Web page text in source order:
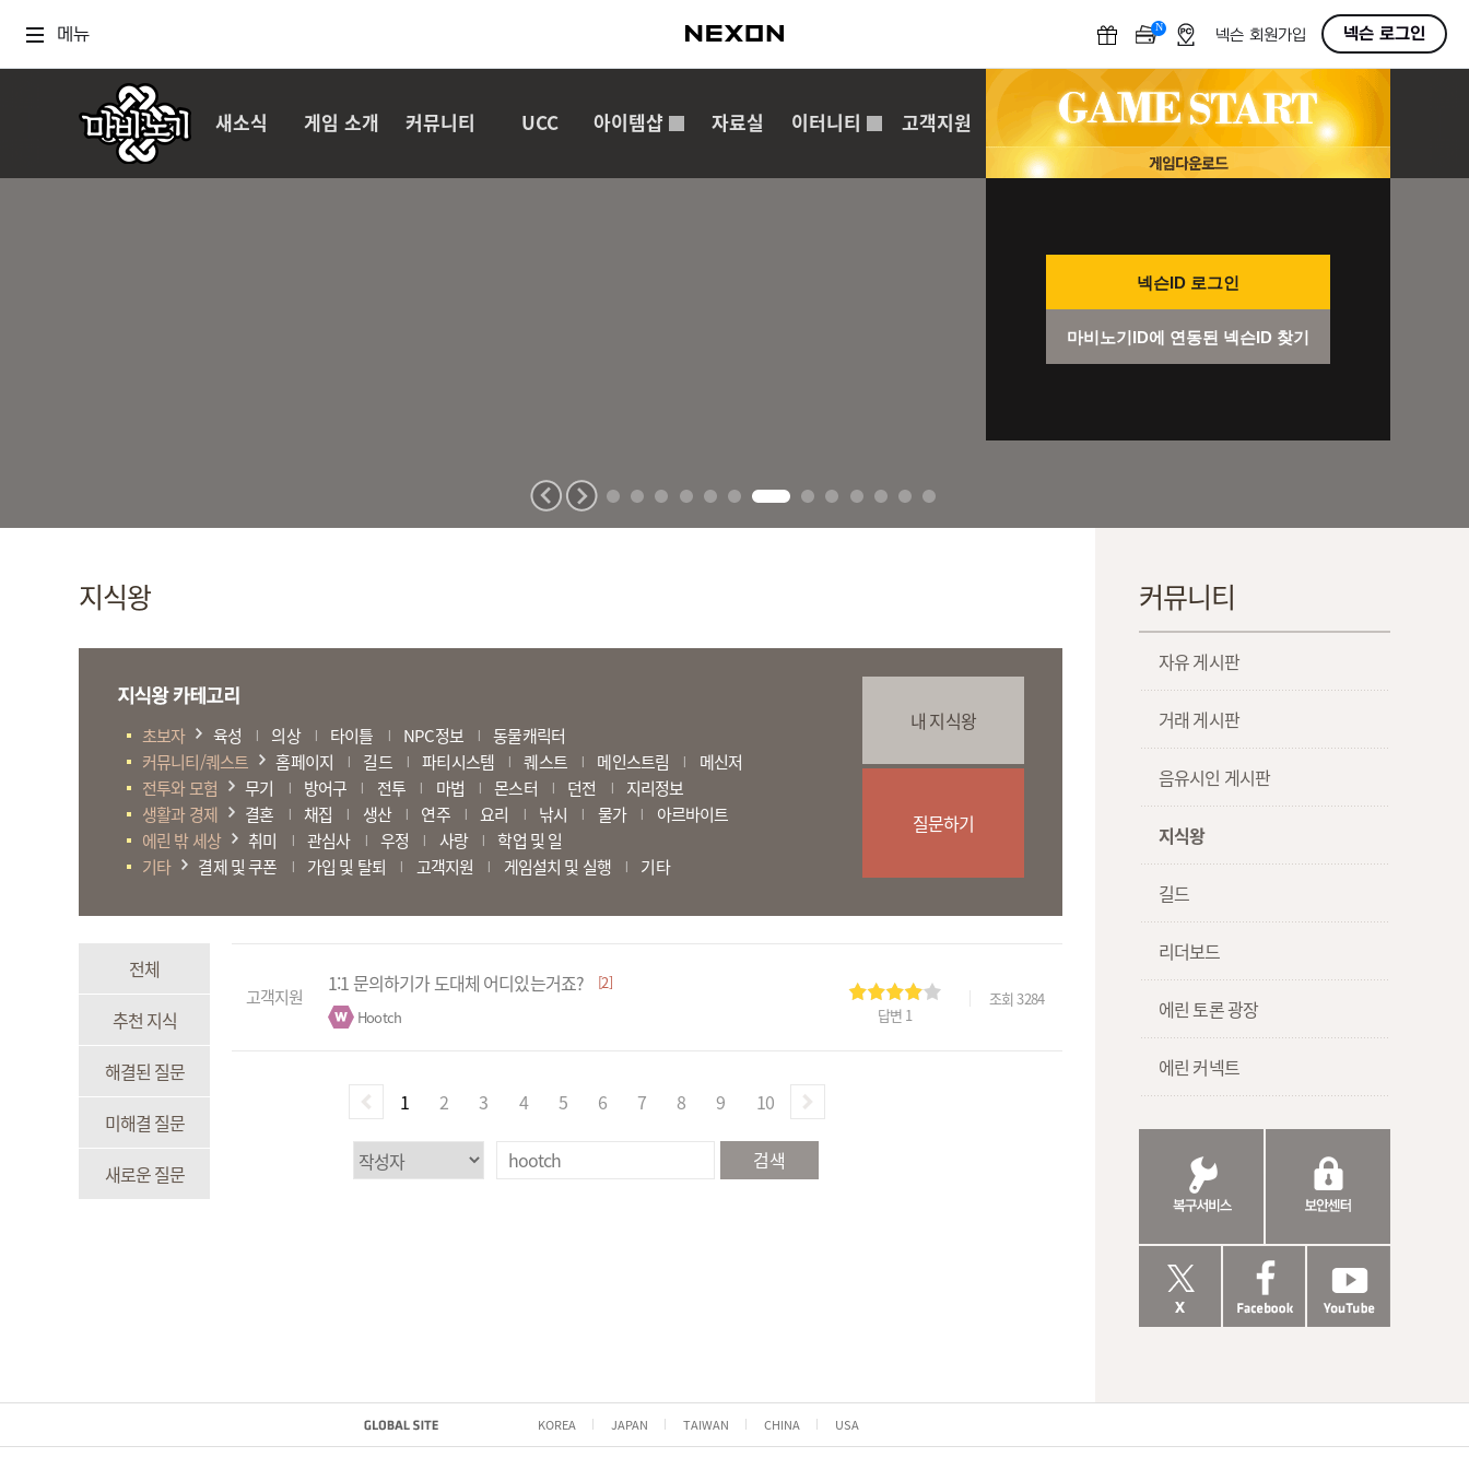
메뉴 N OFF넥슨 회원가입 넥슨 로그인
새소식 게임 소개 커뮤니티 UCC 아이템샵 자료실 이터니티 고객지원
넥슨ID 로그인
마비노기ID에 연동된 넥슨ID 찾기
지식왕
초보자 육성 | 의상 | 타이틀 NPC정보 |
동물캐릭터
커뮤니티/퀘스트
홈페이지 | 길드 | 파티시스템 | 퀘스트 | 메인스트림 |
메신저
전투와 모험
무기 방어구 | 전투 | 마법 | 몬스터 | 던전
지리정보
생활과 경제
결혼 채집 | 생산 | 연주 | 요리 낚시 | 물가 |
아르바이트
에린 밖 세상
취미 관심사 우정 | 사랑 |
학업 및 일
기타
결제 및 쿠폰 가입 및 탈퇴 | 고객지원 | 게임설치 및 실행 | 기타
내 지식왕
질문하기
전체
추천 지식
해결된 질문
미해결 질문
새로운 질문
고객지원
1:1 문의하기가 도대체 어디있는거죠?
[2]
Hootch
답변 1
조회3284
1 2 3 4 5 6 7 8 9 10
검색
커뮤니티
자유 게시판
거래 게시판
음유시인 게시판
지식왕
길드
리더보드
에린 토론 광장
에린 커넥트
KOREA JAPAN TAIWAN CHINA USA